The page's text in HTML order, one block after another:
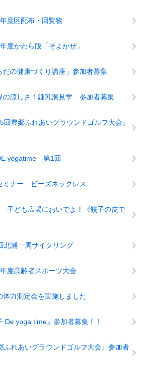
度区配布・回覧物
度かわら版「そよかぜ」
だの健康づくり講座」参加者募集
の涼しさ！鍾乳洞見学 参加者募集
回豊郷ふれあいグラウンドゴルフ大会』
yogatime 第1回
ミナー ビーズネックレス
子ども広場においでよ！《餃子の皮で
北浦一周サイクリング
度高齢者スポーツ大会
体力測定会を実施しました
De yoga time』参加者募集！！
ふれあいグラウンドゴルフ大会』参加者